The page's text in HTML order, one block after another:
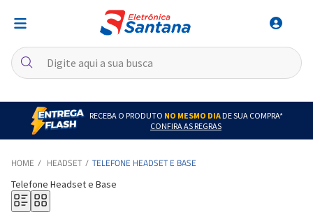
RECEBA O PRODUTO NO MESMO DIADE SUA COMPRA*
CONFIRA AS REGRAS
HEADSET TELEFONE HEADSET E BASE
Telefone Headset e Base